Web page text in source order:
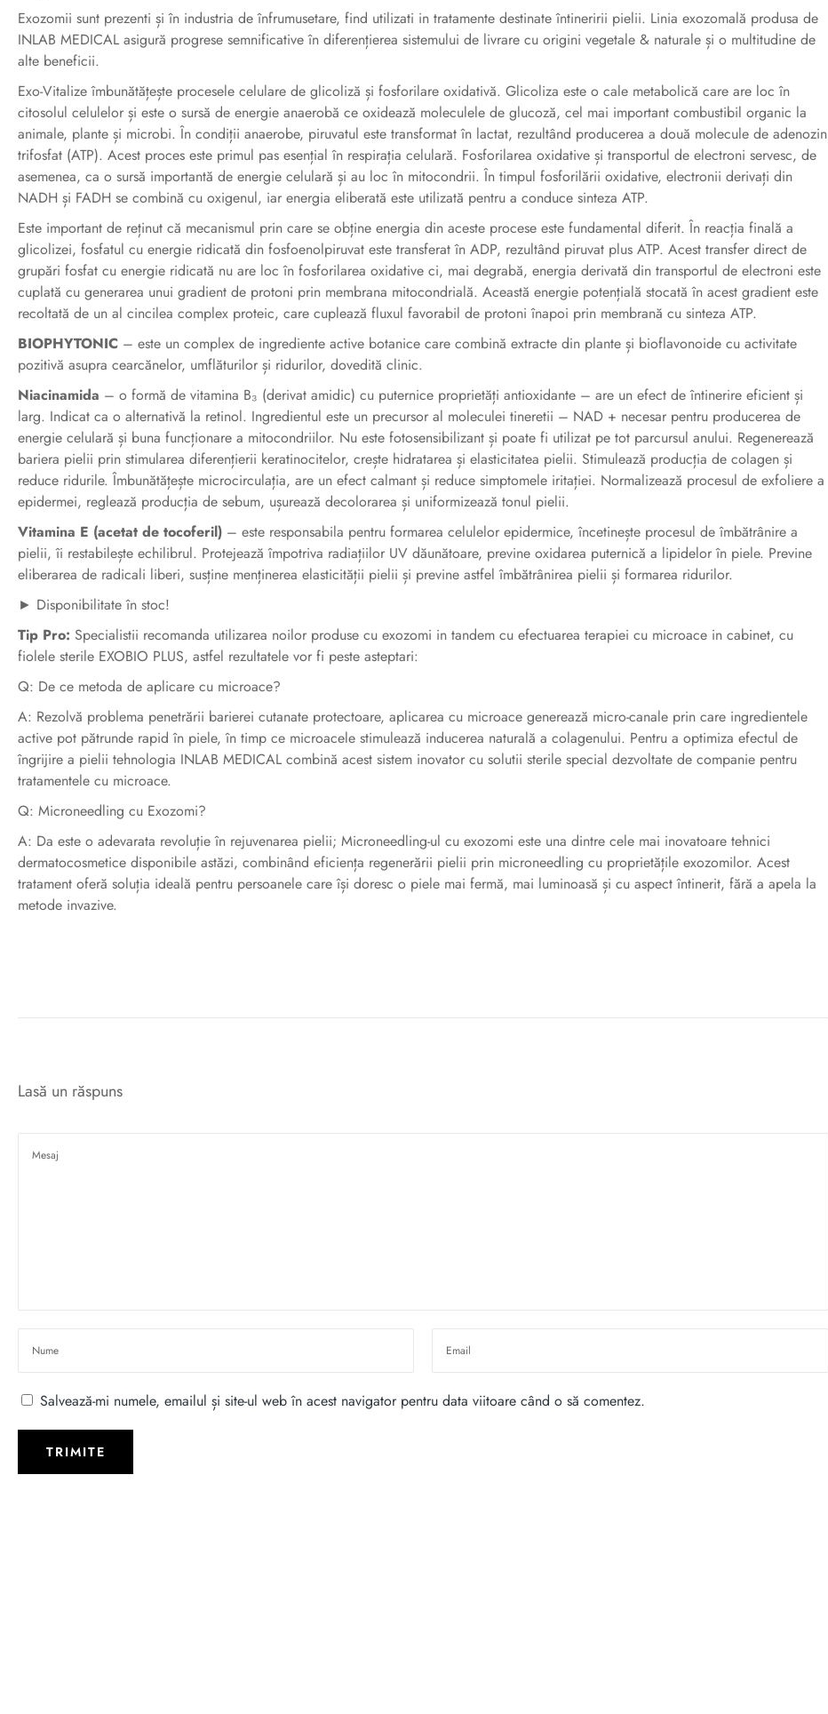
Exozomii sunt prezenti și în industria de înfrumusetare, find utilizati in tratamente destinate întineririi pielii. Linia exozomală produsa de
INLAB MEDICAL asigură progrese semnificative în diferențierea sistemului de livrare cu origini vegetale & naturale și o multitudine de
alte beneficii.
Exo-Vitalize îmbunătățește procesele celulare de glicoliză și fosforilare oxidativă. Glicoliza este o cale metabolică care are loc în
citosolul celulelor și este o sursă de energie anaerobă ce oxidează moleculele de glucoză, cel mai important combustibil organic la
animale, plante și microbi. În condiții anaerobe, piruvatul este transformat în lactat, rezultând producerea a două molecule de adenozin
trifosfat (ATP). Acest proces este primul pas esențial în respirația celulară. Fosforilarea oxidative și transportul de electroni servesc, de
asemenea, ca o sursă importantă de energie celulară și au loc în mitocondrii. În timpul fosforilării oxidative, electronii derivați din
NADH și FADH se combină cu oxigenul, iar energia eliberată este utilizată pentru a conduce sinteza ATP.
Este important de reținut că mecanismul prin care se obține energia din aceste procese este fundamental diferit. În reacția finală a
glicolizei, fosfatul cu energie ridicată din fosfoenolpiruvat este transferat în ADP, rezultând piruvat plus ATP. Acest transfer direct de
grupări fosfat cu energie ridicată nu are loc în fosforilarea oxidative ci, mai degrabă, energia derivată din transportul de electroni este
cuplată cu generarea unui gradient de protoni prin membrana mitocondrială. Această energie potențială stocată în acest gradient este
recoltată de un al cincilea complex proteic, care cuplează fluxul favorabil de protoni înapoi prin membrană cu sinteza ATP.
BIOPHYTONIC – este un complex de ingrediente active botanice care combină extracte din plante și bioflavonoide cu activitate
pozitivă asupra cearcănelor, umflăturilor și ridurilor, dovedită clinic.
Niacinamida – o formă de vitamina B₃ (derivat amidic) cu puternice proprietăți antioxidante – are un efect de întinerire eficient și
larg. Indicat ca o alternativă la retinol. Ingredientul este un precursor al moleculei tineretii – NAD + necesar pentru producerea de
energie celulară și buna funcționare a mitocondriilor. Nu este fotosensibilizant și poate fi utilizat pe tot parcursul anului. Regenerează
bariera pielii prin stimularea diferențierii keratinocitelor, crește hidratarea și elasticitatea pielii. Stimulează producția de colagen și
reduce ridurile. Îmbunătățește microcirculația, are un efect calmant și reduce simptomele iritației. Normalizează procesul de exfoliere a
epidermei, reglează producția de sebum, ușurează decolorarea și uniformizează tonul pielii.
Vitamina E (acetat de tocoferil) – este responsabila pentru formarea celulelor epidermice, încetinește procesul de îmbătrânire a
pielii, îi restabilește echilibrul. Protejează împotriva radiațiilor UV dăunătoare, previne oxidarea puternică a lipidelor în piele. Previne
eliberarea de radicali liberi, susține menținerea elasticității pielii și previne astfel îmbătrânirea pielii și formarea ridurilor.
► Disponibilitate în stoc!
Tip Pro: Specialistii recomanda utilizarea noilor produse cu exozomi in tandem cu efectuarea terapiei cu microace in cabinet, cu
fiolele sterile EXOBIO PLUS, astfel rezultatele vor fi peste asteptari:
Q: De ce metoda de aplicare cu microace?
A: Rezolvă problema penetrării barierei cutanate protectoare, aplicarea cu microace generează micro-canale prin care ingredientele
active pot pătrunde rapid în piele, în timp ce microacele stimulează inducerea naturală a colagenului. Pentru a optimiza efectul de
îngrijire a pielii tehnologia INLAB MEDICAL combină acest sistem inovator cu solutii sterile special dezvoltate de companie pentru
tratamentele cu microace.
Q: Microneedling cu Exozomi?
A: Da este o adevarata revoluție în rejuvenarea pielii; Microneedling-ul cu exozomi este una dintre cele mai inovatoare tehnici
dermatocosmetice disponibile astăzi, combinând eficiența regenerării pielii prin microneedling cu proprietățile exozomilor. Acest
tratament oferă soluția ideală pentru persoanele care își doresc o piele mai fermă, mai luminoasă și cu aspect întinerit, fără a apela la
metode invazive.
Lasă un răspuns
Salvează-mi numele, emailul și site-ul web în acest navigator pentru data viitoare când o să comentez.